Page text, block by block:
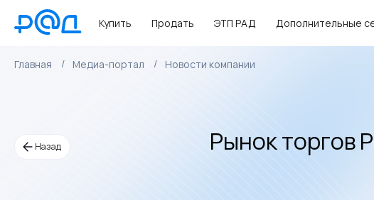
Купить Продать ЭТП РАД Дополнительные
Главная Медиа-портал Новости компании
Назад Рынок торгов